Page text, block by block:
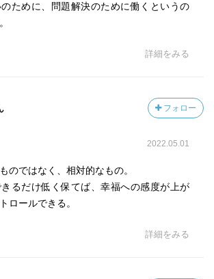
ために、問題解決のために働くというの
詳細をみる
フォロー
2022.05.01
のではなく、相対的なもの。
るだけ低く保てば、幸福への感度が上が
ロールできる。
詳細をみる